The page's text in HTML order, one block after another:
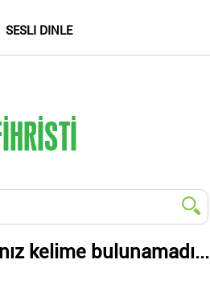
SESLI DINLE
kelime bulunamadı...